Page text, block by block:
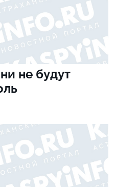
не будут